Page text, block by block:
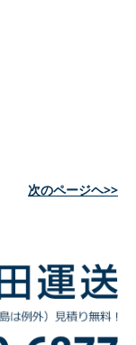
次のページヘ>>